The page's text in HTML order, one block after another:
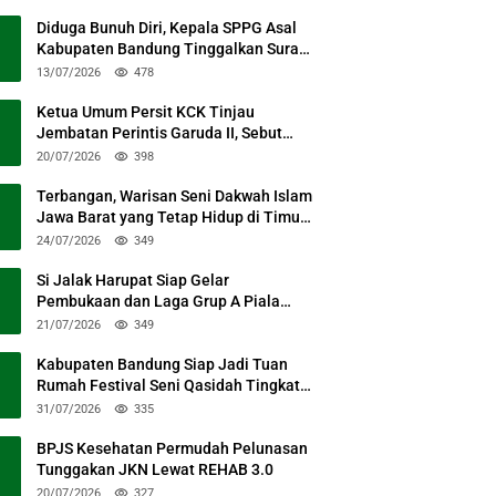
Diduga Bunuh Diri, Kepala SPPG Asal
Kabupaten Bandung Tinggalkan Surat
Permohonan Maaf
13/07/2026 478
Ketua Umum Persit KCK Tinjau
Jembatan Perintis Garuda II, Sebut
Simbol Kebersamaan TNI dan Rakyat
20/07/2026 398
Terbangan, Warisan Seni Dakwah Islam
Jawa Barat yang Tetap Hidup di Timur
Kabupaten Bandung
24/07/2026 349
Si Jalak Harupat Siap Gelar
Pembukaan dan Laga Grup A Piala
Presiden 2026 Sabtu Mendatang
21/07/2026 349
Kabupaten Bandung Siap Jadi Tuan
Rumah Festival Seni Qasidah Tingkat
Nasional
31/07/2026 335
BPJS Kesehatan Permudah Pelunasan
Tunggakan JKN Lewat REHAB 3.0
20/07/2026 327